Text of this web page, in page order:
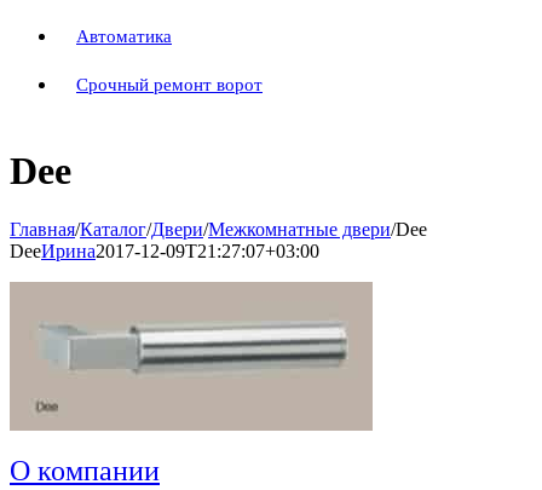
Автоматика
Срочный ремонт ворот
Dee
Главная/Каталог/Двери/Межкомнатные двери/Dee
DeeИрина2017-12-09T21:27:07+03:00
О компании